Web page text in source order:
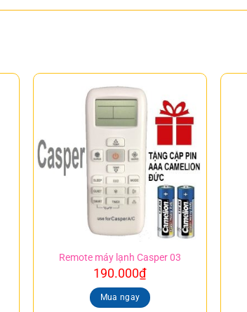
Remote máy lạnh Casper 03
190.000₫
Mua ngay